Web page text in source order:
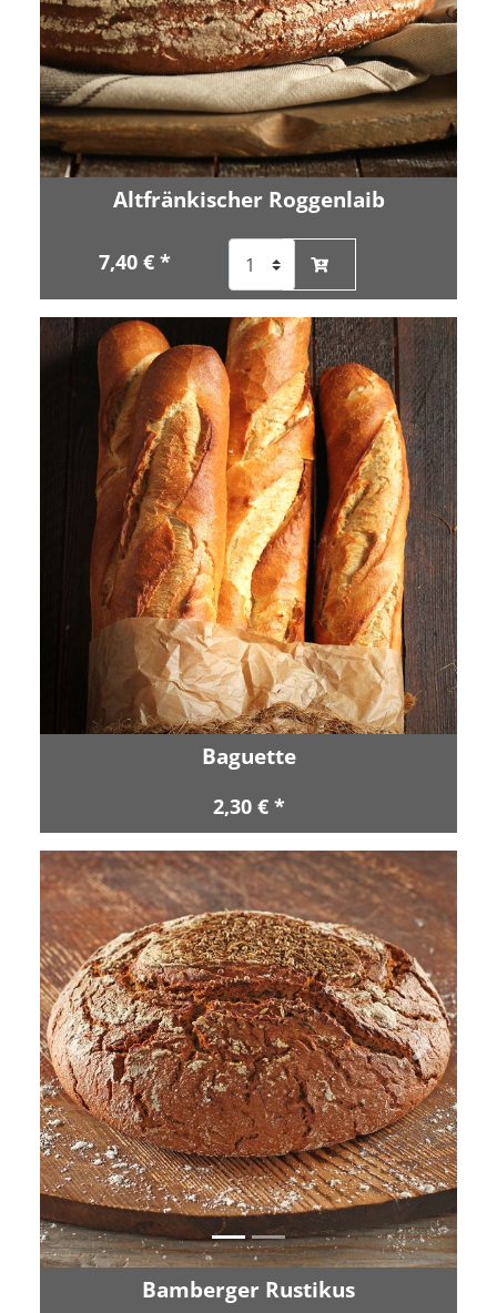
Altfränkischer Roggenlaib
7,40 € *
Baguette
2,30 € *
Zurück Vor
Bamberger Rustikus